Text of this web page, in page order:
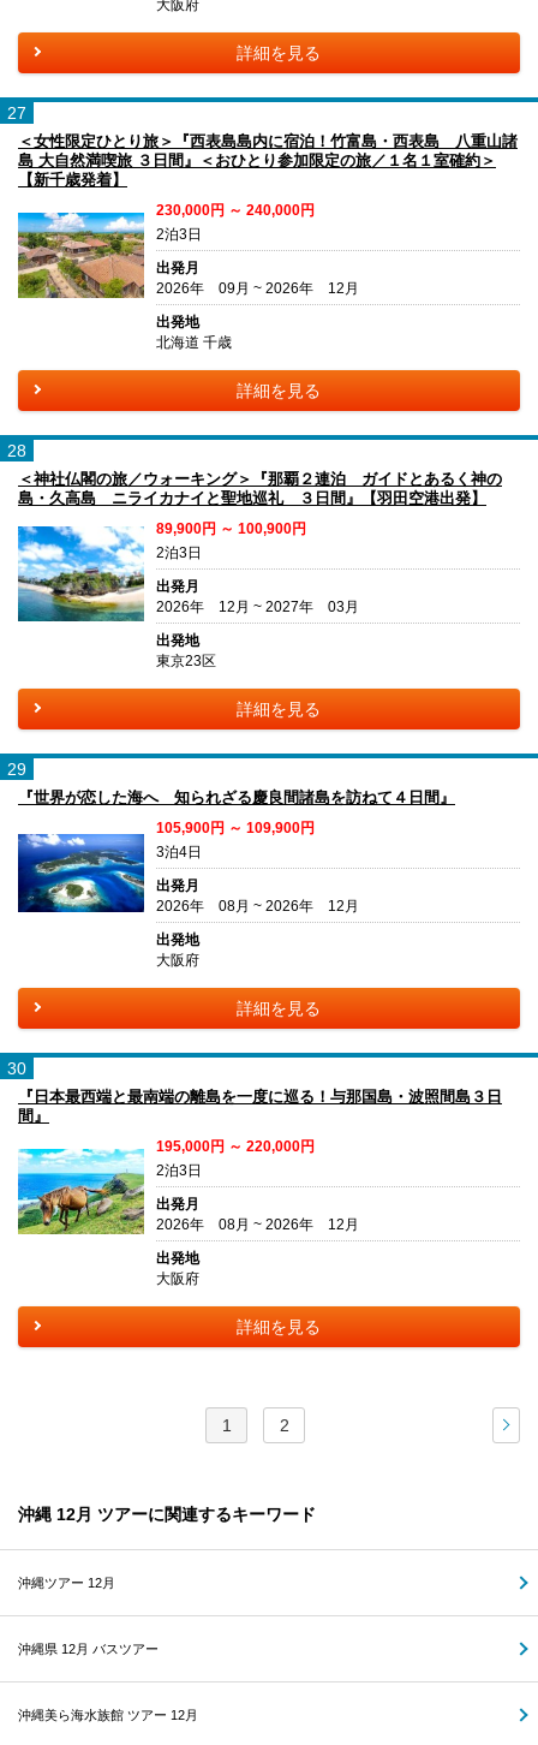
大阪府
詳細を見る
27
＜女性限定ひとり旅＞『西表島島内に宿泊！竹富島・西表島 八重山諸
島 大自然満喫旅 ３日間』＜おひとり参加限定の旅／１名１室確約＞
【新千歳発着】
230,000円 ～ 240,000円
2泊3日
出発月
2026年 09月 ~ 2026年 12月
出発地
北海道 千歳
詳細を見る
28
＜神社仏閣の旅／ウォーキング＞『那覇２連泊 ガイドとあるく神の
島・久高島 ニライカナイと聖地巡礼 ３日間』【羽田空港出発】
89,900円 ～ 100,900円
2泊3日
出発月
2026年 12月 ~ 2027年 03月
出発地
東京23区
詳細を見る
29
『世界が恋した海へ 知られざる慶良間諸島を訪ねて４日間』
105,900円 ～ 109,900円
3泊4日
出発月
2026年 08月 ~ 2026年 12月
出発地
大阪府
詳細を見る
30
『日本最西端と最南端の離島を一度に巡る！与那国島・波照間島３日
間』
195,000円 ～ 220,000円
2泊3日
出発月
2026年 08月 ~ 2026年 12月
出発地
大阪府
詳細を見る
1 2
沖縄 12月 ツアーに関連するキーワード
沖縄ツアー 12月
沖縄県 12月 バスツアー
沖縄美ら海水族館 ツアー 12月